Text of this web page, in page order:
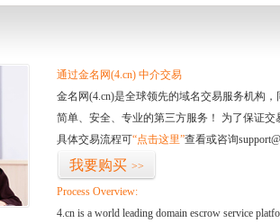
通过金名网(4.cn) 中介交易
金名网(4.cn)是全球领先的域名交易服务机构
简单、安全、专业的第三方服务！ 为了保证
具体交易流程可“点击这里”查看或咨询
我要购买 >>
Process Overview:
4.cn is a world leading domain escrow service